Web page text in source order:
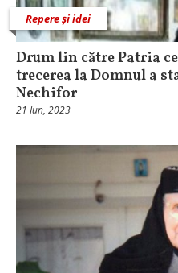
Repere și idei
Drum lin către Patria
trecerea la Domnul a
Nechifor
21 Iun, 2023